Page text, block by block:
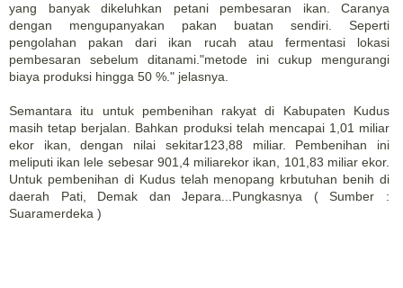
yang banyak dikeluhkan petani pembesaran ikan. Caranya
dengan mengupanyakan pakan buatan sendiri. Seperti
pengolahan pakan dari ikan rucah atau fermentasi lokasi
pembesaran sebelum ditanami."metode ini cukup mengurangi
biaya produksi hingga 50 %." jelasnya.
Semantara itu untuk pembenihan rakyat di Kabupaten Kudus
masih tetap berjalan. Bahkan produksi telah mencapai 1,01 miliar
ekor ikan, dengan nilai sekitar123,88 miliar. Pembenihan ini
meliputi ikan lele sebesar 901,4 miliarekor ikan, 101,83 miliar ekor.
Untuk pembenihan di Kudus telah menopang krbutuhan benih di
daerah Pati, Demak dan Jepara...Pungkasnya ( Sumber :
Suaramerdeka )